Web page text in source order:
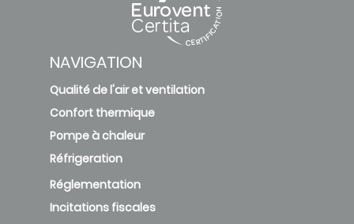
NAVIGATION
Qualité de l'air et ventilation
Confort thermique
Pompe à chaleur
Réfrigeration
Réglementation
Incitations fiscales